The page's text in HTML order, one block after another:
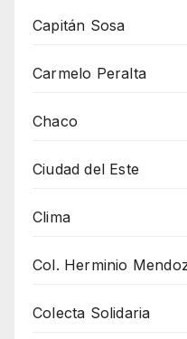
Capitán Sosa
Carmelo Peralta
Chaco
Ciudad del Este
Clima
Col. Herminio
Colecta Solidaria